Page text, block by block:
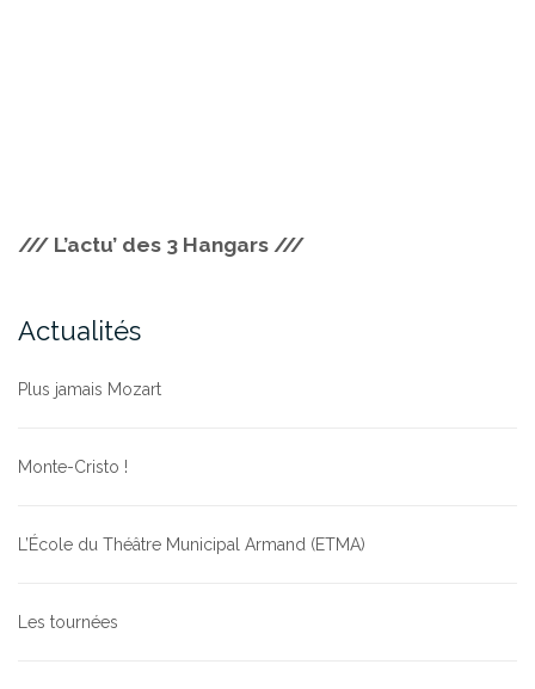
/// L’actu’ des 3 Hangars ///
Actualités
Plus jamais Mozart
Monte-Cristo !
L’École du Théâtre Municipal Armand (ETMA)
Les tournées